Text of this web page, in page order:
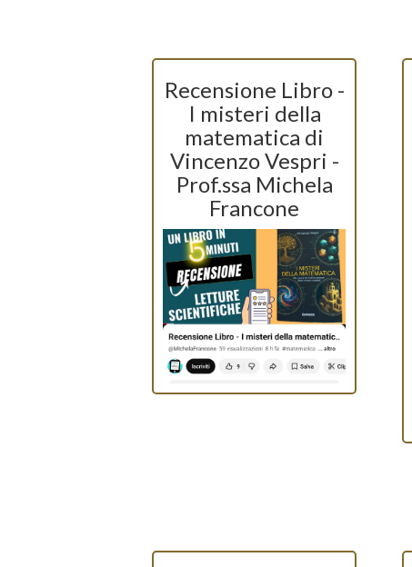
Recensione Libro -
I misteri della
matematica di
Vincenzo Vespri -
Prof.ssa Michela
Francone